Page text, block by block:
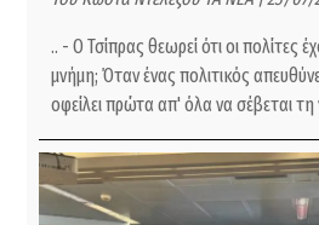
.. - Ο Τσίπρας θεωρεί ότι οι πολίτες
μνήμη; Όταν ένας πολιτικός
οφείλει πρώτα απ' όλα να σέβεται